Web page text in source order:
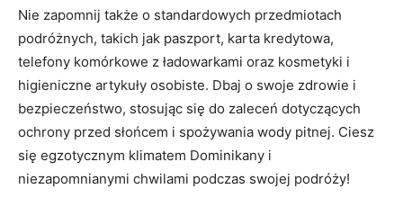
Nie zapomnij także o standardowych przedmiotach
podróżnych, takich⁣ jak ​paszport, karta⁤ kredytowa,
telefony‌ komórkowe z ładowarkami oraz kosmetyki i
higieniczne artykuły⁤ osobiste. Dbaj o⁤ swoje zdrowie⁤ i​
bezpieczeństwo, stosując​ się do zaleceń dotyczących
ochrony przed słońcem i spożywania wody pitnej. Ciesz
⁤się egzotycznym klimatem Dominikany i
niezapomnianymi chwilami⁢ podczas swojej podróży!